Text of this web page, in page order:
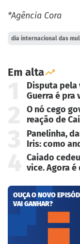
*Agência Cora
dia internacional das
Em alta
Disputa pela
Guerra é pra
O nó cego
reação de
Panelinha,
Iris: como
Caiado
vice. Agora é
OUÇA O NOVO
VAI GANHAR?